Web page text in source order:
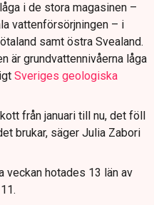
i de stora magasinen –
vattenförsörjningen – i
samt östra Svealand.
är grundvattennivåerna låga
Sveriges geologiska
från januari till nu, det föll
brukar, säger Julia Zabori
veckan hotades 13 län av